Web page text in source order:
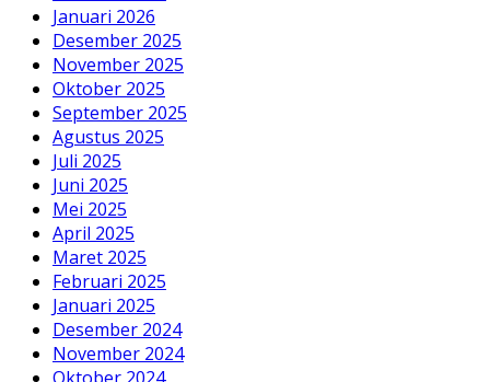
Januari 2026
Desember 2025
November 2025
Oktober 2025
September 2025
Agustus 2025
Juli 2025
Juni 2025
Mei 2025
April 2025
Maret 2025
Februari 2025
Januari 2025
Desember 2024
November 2024
Oktober 2024